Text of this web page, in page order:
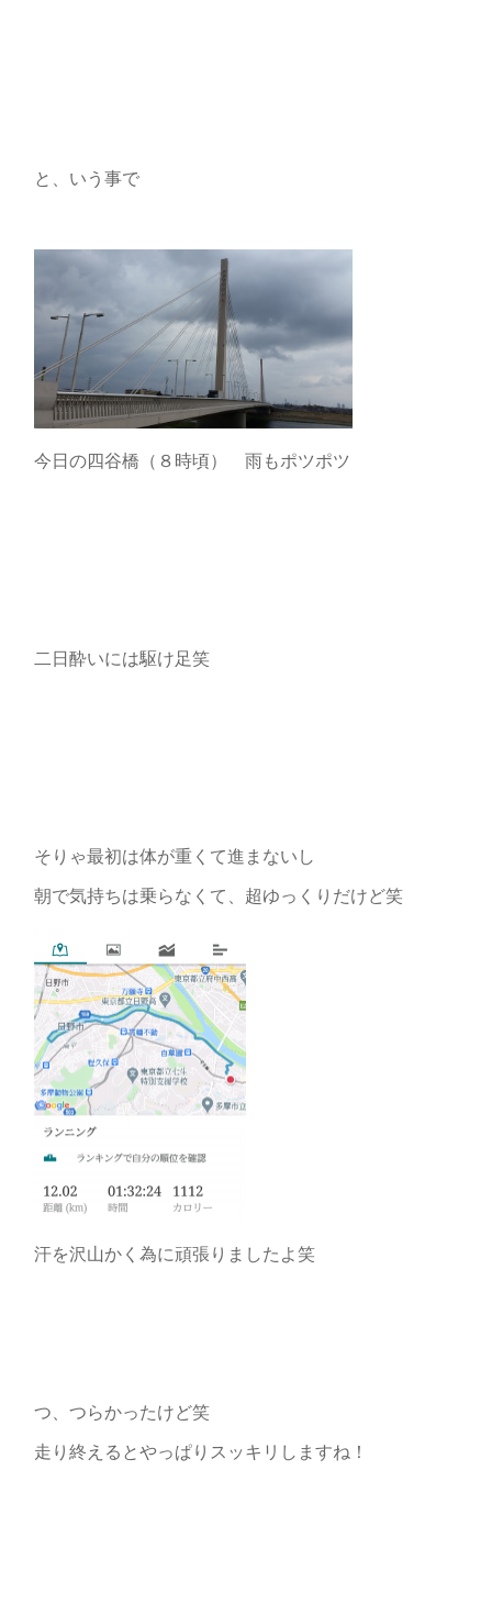
と、いう事で
今日の四谷橋（８時頃） 雨もポツポツ
二日酔いには駆け足笑
そりゃ最初は体が重くて進まないし
朝で気持ちは乗らなくて、超ゆっくりだけど笑
汗を沢山かく為に頑張りましたよ笑
つ、つらかったけど笑
走り終えるとやっぱりスッキリしますね！